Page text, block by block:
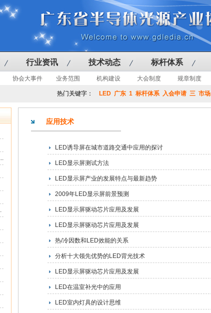
行业资讯 技术动态 标杆体系
协会大事件 业务范围 机构建设 大会制度 规章制度
热门关键字： LED 广东 1 标杆体系 入会申请 三 市场
应用技术
LED诱导屏在城市道路交通中应用的探讨
LED显示屏测试方法
LED显示屏产业的发展特点与最新趋势
2009年LED显示屏前景预测
LED显示屏驱动芯片应用及发展
LED显示屏驱动芯片应用及发展
热/冷因数和LED效能的关系
分析十大领先优势的LED背光技术
LED显示屏驱动芯片应用及发展
LED在温室补光中的应用
LED室内灯具的设计思维